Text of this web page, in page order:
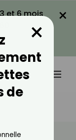
et 6 mois
×
de
×